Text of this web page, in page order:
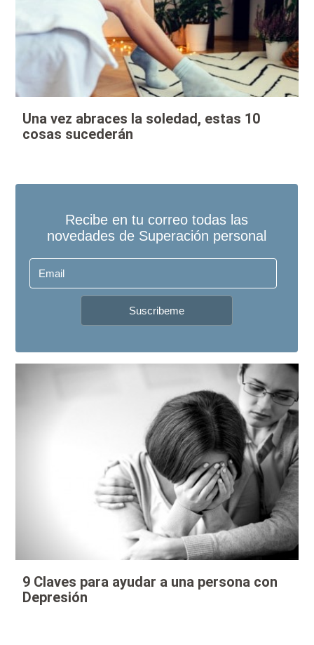
Una vez abraces la soledad, estas 10
cosas sucederán
9 Claves para ayudar a una persona con
Depresión